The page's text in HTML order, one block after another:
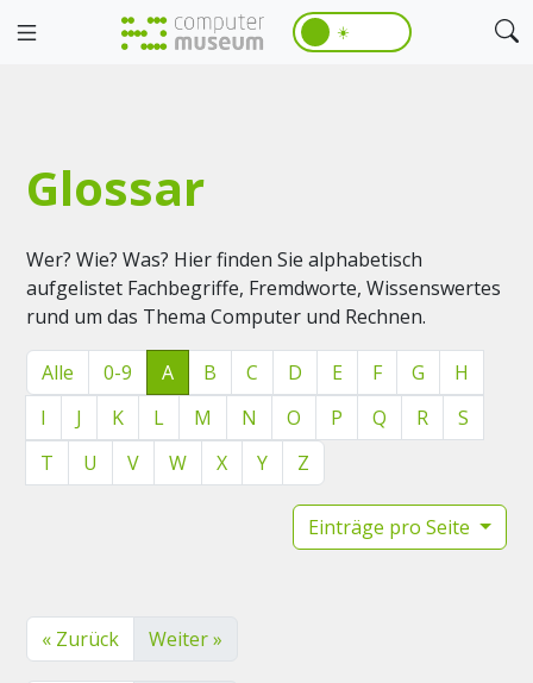
☀️
Glossar
Wer? Wie? Was? Hier finden Sie alphabetisch
aufgelistet Fachbegriffe, Fremdworte, Wissenswertes
rund um das Thema Computer und Rechnen.
Alle 0-9 A B C D E F G
H
I
J K L M N O P Q R
S
T
U V W X Y Z
Einträge pro Seite
« Zurück Weiter »